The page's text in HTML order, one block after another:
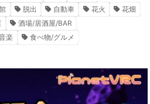
脱出 自動車 花火
花畑
酒場/居酒屋/BAR
楽 食べ物/グルメ